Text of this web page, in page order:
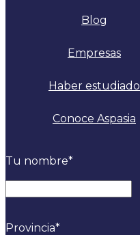
Blog
Empresas
Haber estudiado
Conoce Aspasia
Tu nombre*
Provincia*